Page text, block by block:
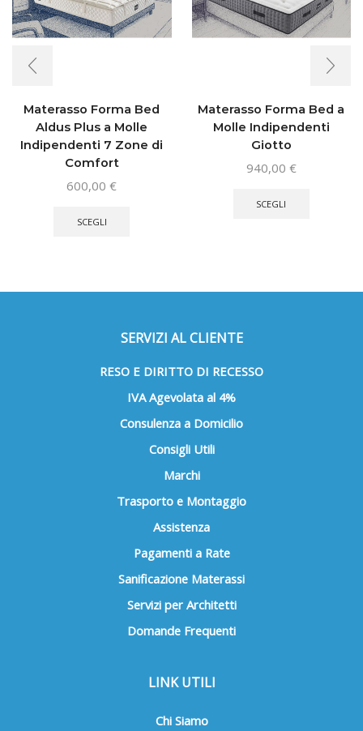
Materasso Forma Bed
Aldus Plus a Molle
Indipendenti 7 Zone di
Comfort
600,00€
SCEGLI
Le
essere
scelte
nella
pagina
del
Materasso Forma Bed a
Molle Indipendenti
Giotto
940,00 €
SCEGLI
opzioni
SERVIZI AL CLIENTE
RESO E DIRITTO DI RECESSO
IVA Agevolata al 4%
Consulenza a Domicilio
Consigli Utili
Marchi
Trasporto e Montaggio
Assistenza
Pagamenti a Rate
Sanificazione Materassi
Servizi per Architetti
Domande Frequenti
LINK UTILI
Chi Siamo